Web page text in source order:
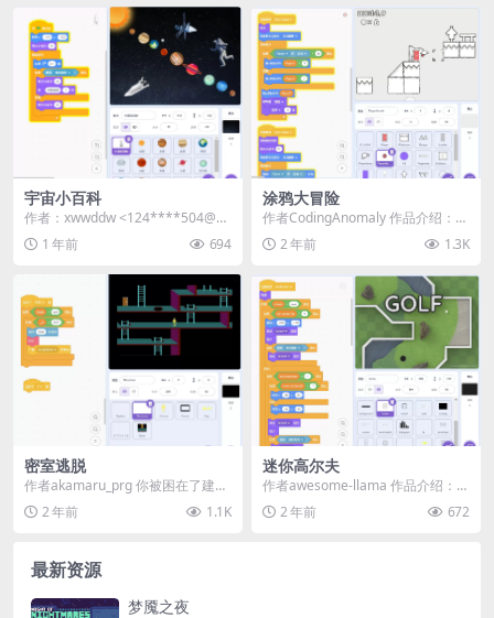
宇宙小百科
作者：xwwddw <124****504@q
q.com> | 站内...
1 年前 694
涂鸦大冒险
作者CodingAnomaly 作品介绍：
🖊️ 欢迎来到《涂鸦大冒险》！
🏃‍...2 年前 1.3K
密室逃脱
作者akamaru_prg 你被困在了建筑
物中。 找到钥匙并从出口逃脱。 使
用方...2 年前 1.1K
迷你高尔夫
作者awesome-llama 作品介绍：
《迷你高尔夫》是一款24关的趣味
高尔...2 年前 672
最新资源
梦魇之夜